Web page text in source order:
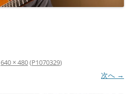
640 × 480(P1070329)
次へ →